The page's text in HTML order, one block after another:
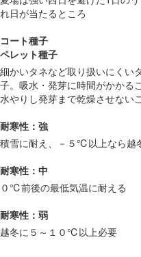
れ日が当たるところ
コート種子
ペレット種子
細かいタネなど取り扱いにくい
子。吸水・発芽に時間がかかる
水やりし発芽まで乾燥させない
耐寒性：強
積雪に耐え、－５℃以上なら越
耐寒性：中
０℃前後の最低気温に耐える
耐寒性：弱
越冬に５～１０℃以上必要